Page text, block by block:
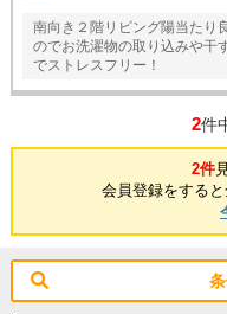
南向き２階リビング陽当たり
のでお洗濯物の取り込みや干
でストレスフリー！
2件
2件
会員登録をする